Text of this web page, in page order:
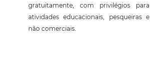
gratuitamente, com privilégios para
atividades educacionais, pesqueiras e
não comerciais.